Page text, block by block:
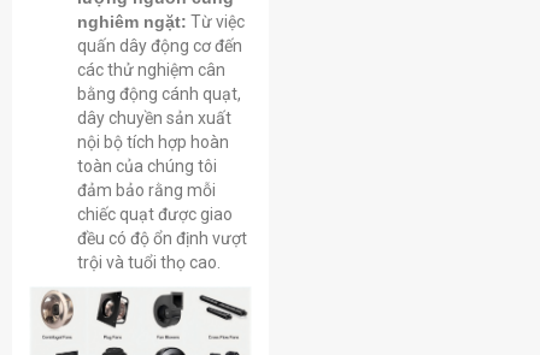
nghiêm ngặt: Từ việc
quấn dây động cơ đến
các thử nghiệm cân
bằng động cánh quạt,
dây chuyền sản xuất
nội bộ tích hợp hoàn
toàn của chúng tôi
đảm bảo rằng mỗi
chiếc quạt được giao
đều có độ ổn định vượt
trội và tuổi thọ cao.